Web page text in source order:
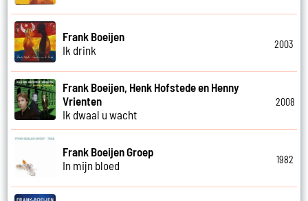
Frank Boeijen
Ik drink
2003
Frank Boeijen, Henk Hofstede en Henny
Vrienten
Ik dwaal u wacht
2008
Frank Boeijen Groep
In mijn bloed
1982